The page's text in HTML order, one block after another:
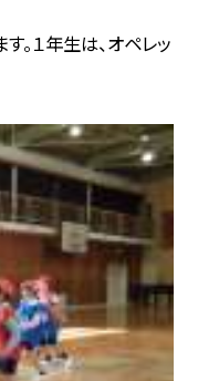
。１年生は、オペレッ